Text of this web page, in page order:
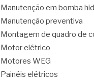
Manutenção em bomba
Manutenção preventiva
Montagem de quadro de
Motor elétrico
Motores WEG
Painéis elétricos